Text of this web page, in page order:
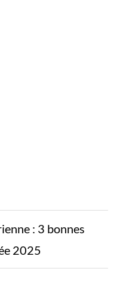
: 3 bonnes
2025